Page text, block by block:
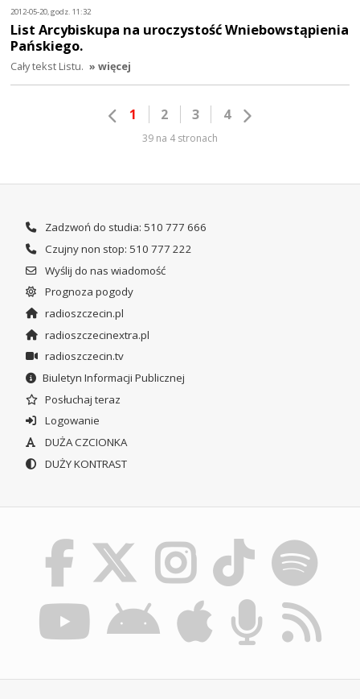
2012-05-20, godz. 11:32
List Arcybiskupa na uroczystość Wniebowstąpienia
Pańskiego.
Cały tekst Listu. » więcej
1 2 3 4
39 na 4 stronach
Zadzwoń do studia: 510 777 666
Czujny non stop: 510 777 222
Wyślij do nas wiadomość
Prognoza pogody
radioszczecin.pl
radioszczecinextra.pl
radioszczecin.tv
Biuletyn Informacji Publicznej
Posłuchaj teraz
Logowanie
DUŻA CZCIONKA
DUŻY KONTRAST